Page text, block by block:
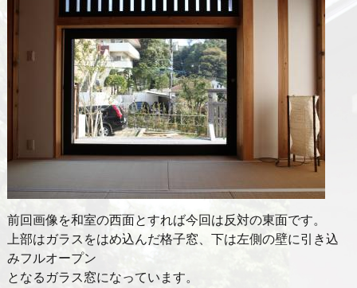
前回画像を和室の西面とすれば今回は反対の東面です。
上部はガラスをはめ込んだ格子窓、下は左側の壁に引き込
みフルオープン
となるガラス窓になっています。